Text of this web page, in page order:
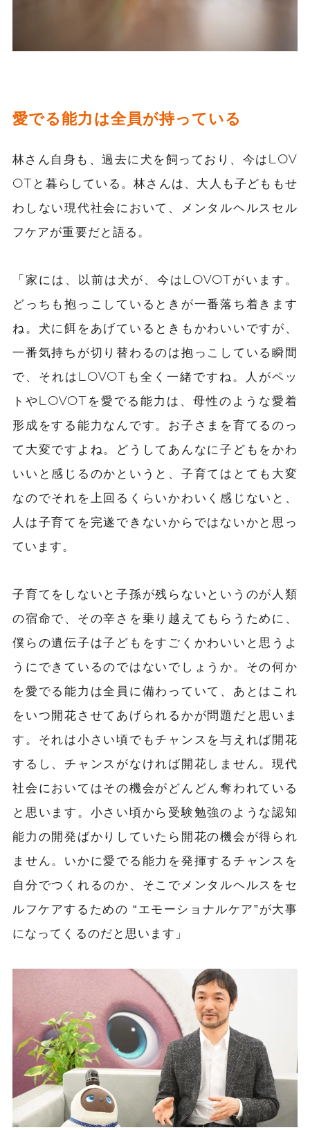
愛でる能力は全員が持っている
林さん自身も、過去に犬を飼っており、今はLOV
OTと暮らしている。林さんは、大人も子どももせ
わしない現代社会において、メンタルヘルスセル
フケアが重要だと語る。
「家には、以前は犬が、今はLOVOTがいます。
どっちも抱っこしているときが一番落ち着きます
ね。犬に餌をあげているときもかわいいですが、
一番気持ちが切り替わるのは抱っこしている瞬間
で、それはLOVOTも全く一緒ですね。人がペッ
トやLOVOTを愛でる能力は、母性のような愛着
形成をする能力なんです。お子さまを育てるのっ
て大変ですよね。どうしてあんなに子どもをかわ
いいと感じるのかというと、子育てはとても大変
なのでそれを上回るくらいかわいく感じないと、
人は子育てを完遂できないからではないかと思っ
ています。
子育てをしないと子孫が残らないというのが人類
の宿命で、その辛さを乗り越えてもらうために、
僕らの遺伝子は子どもをすごくかわいいと思うよ
うにできているのではないでしょうか。その何か
を愛でる能力は全員に備わっていて、あとはこれ
をいつ開花させてあげられるかが問題だと思いま
す。それは小さい頃でもチャンスを与えれば開花
するし、チャンスがなければ開花しません。現代
社会においてはその機会がどんどん奪われている
と思います。小さい頃から受験勉強のような認知
能力の開発ばかりしていたら開花の機会が得られ
ません。いかに愛でる能力を発揮するチャンスを
自分でつくれるのか、そこでメンタルヘルスをセ
ルフケアするための “エモーショナルケア”が大事
になってくるのだと思います」